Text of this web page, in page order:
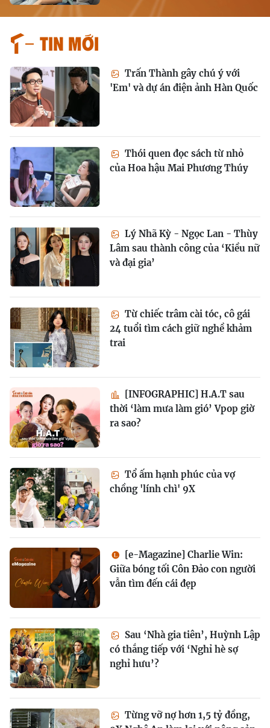
Tin mới
Trấn Thành gây chú ý với
'Em' và dự án điện ảnh Hàn Quốc
Thói quen đọc sách từ nhỏ
của Hoa hậu Mai Phương Thúy
Lý Nhã Kỳ - Ngọc Lan - Thùy
Lâm sau thành công của ‘Kiều nữ
và đại gia’
Từ chiếc trâm cài tóc, cô gái
24 tuổi tìm cách giữ nghề khảm
trai
[INFOGRAPHIC] H.A.T sau
thời ‘làm mưa làm gió’ Vpop giờ
ra sao?
Tổ ấm hạnh phúc của vợ
chồng 'lính chì' 9X
[e-Magazine] Charlie Win:
Giữa bóng tối Côn Đảo con người
vẫn tìm đến cái đẹp
Sau ‘Nhà gia tiên’, Huỳnh Lập
có thắng tiếp với ‘Nghỉ hè sợ
nghỉ hưu’?
Từng vỡ nợ hơn 1,5 tỷ đồng,